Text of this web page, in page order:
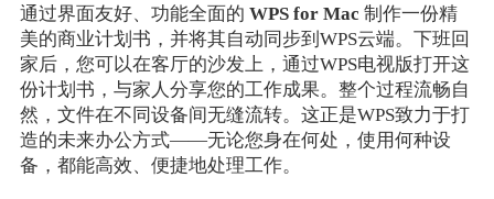
通过界面友好、功能全面的 WPS for Mac 制作一份精
美的商业计划书，并将其自动同步到WPS云端。下班回
家后，您可以在客厅的沙发上，通过WPS电视版打开这
份计划书，与家人分享您的工作成果。整个过程流畅自
然，文件在不同设备间无缝流转。这正是WPS致力于打
造的未来办公方式——无论您身在何处，使用何种设
备，都能高效、便捷地处理工作。